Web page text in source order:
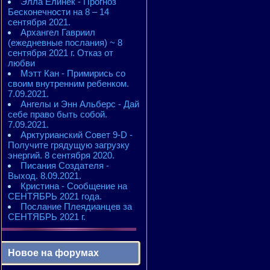
Бесконечности на 8 – 14
сентября 2021.
Архангел Гавриил
(ежедневные послания) ~ 8
сентября 2021 г. Отказ от
любви
Мэтт Кан - Примирись со
своим внутренним ребенком.
7.09.2021.
Ангелы и Энн Альберс - Дай
себе право быть собой.
7.09.2021.
Арктурианский Совет 9-D -
Получите грядущую загрузку
энергий. 8 сентября 2020.
Писания Создателя -
Выход. 8.09.2021.
Кристина - Сообщение на
СЕНТЯБРЬ 2021 года.
Послание Плеядианцев за
СЕНТЯБРЬ 2021 г.
Новое на форумах